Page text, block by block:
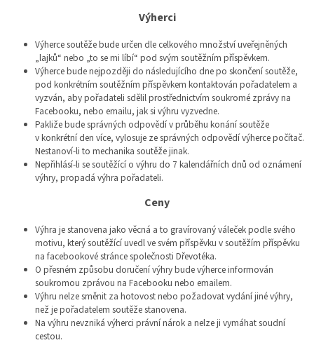
Výherci
Výherce soutěže bude určen dle celkového množství uveřejněných
„lajků“ nebo „to se mi líbí“ pod svým soutěžním příspěvkem.
Výherce bude nejpozději do následujícího dne po skončení soutěže,
pod konkrétním soutěžním příspěvkem kontaktován pořadatelem a
vyzván, aby pořadateli sdělil prostřednictvím soukromé zprávy na
Facebooku, nebo emailu, jak si výhru vyzvedne.
Pakliže bude správných odpovědí v průběhu konání soutěže
v konkrétní den více, vylosuje ze správných odpovědí výherce počítač.
Nestanoví-li to mechanika soutěže jinak.
Nepřihlásí-li se soutěžící o výhru do 7 kalendářních dnů od oznámení
výhry, propadá výhra pořadateli.
Ceny
Výhra je stanovena jako věcná a to gravírovaný váleček podle svého
motivu, který soutěžící uvedl ve svém příspěvku v soutěžím příspěvku
na facebookové stránce společnosti Dřevotéka.
O přesném způsobu doručení výhry bude výherce informován
soukromou zprávou na Facebooku nebo emailem.
Výhru nelze směnit za hotovost nebo požadovat vydání jiné výhry,
než je pořadatelem soutěže stanovena.
Na výhru nevzniká výherci právní nárok a nelze ji vymáhat soudní
cestou.